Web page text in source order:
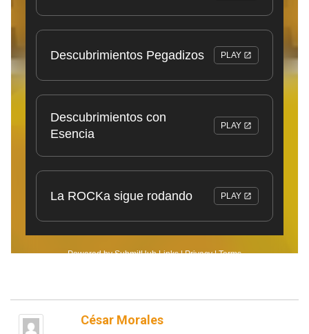
César Morales